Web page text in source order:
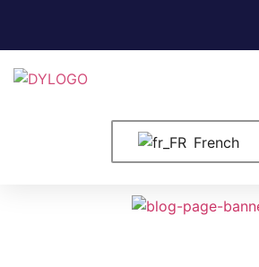
French